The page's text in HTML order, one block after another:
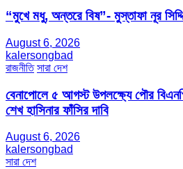
“মুখে মধু, অন্তরে বিষ”- মুস্তাফা নূর
August 6, 2026
kalersongbad
রাজনীতি সারা দেশ
বেনাপোলে ৫ আগস্ট উপলক্ষ্যে পৌর
শেখ হাসিনার ফাঁসির দাবি
August 6, 2026
kalersongbad
সারা দেশ